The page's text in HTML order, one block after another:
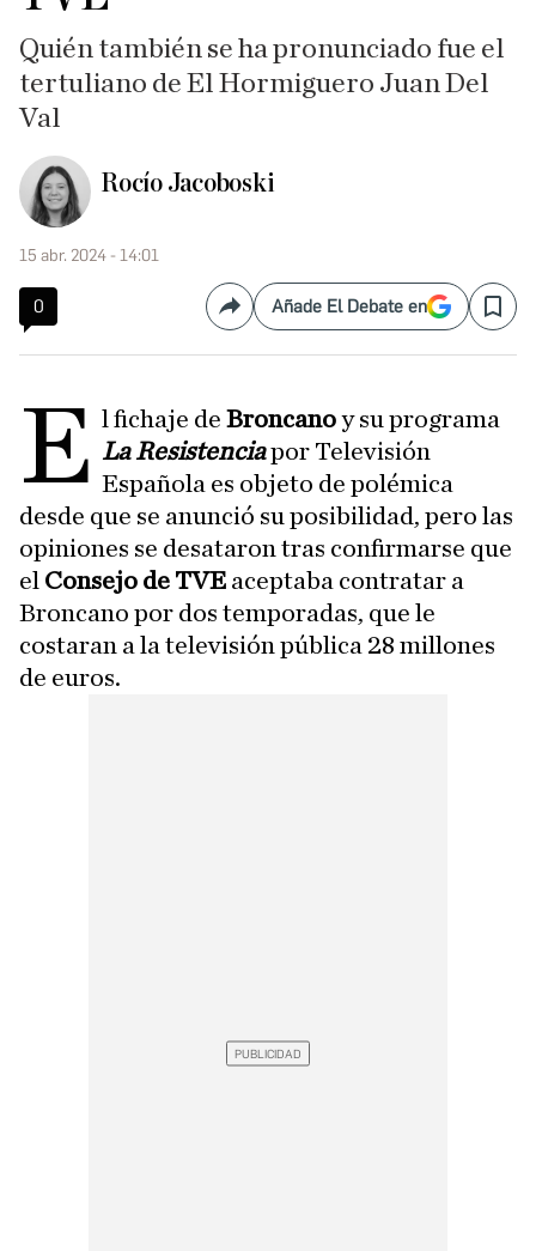
Quién también se ha pronunciado fue el
tertuliano de El Hormiguero Juan Del
Val
Rocío Jacoboski
15 abr. 2024 - 14:01
0 CompartirAñade El Debate en Save
E l fichaje deBroncanoy su programa
La Resistenciapor Televisión
Española es objeto de polémica
desde que se anunció su posibilidad, pero las
opiniones se desataron tras confirmarse que
el Consejo de TVE aceptaba contratar a
Broncano por dos temporadas, que le
costaran a la televisión pública 28 millones
de euros.